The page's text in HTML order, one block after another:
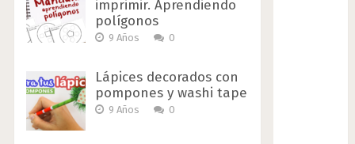
imprimir. Aprendiendo
polígonos
9 Años 0
Lápices decorados con
pompones y washi tape
9 Años 0